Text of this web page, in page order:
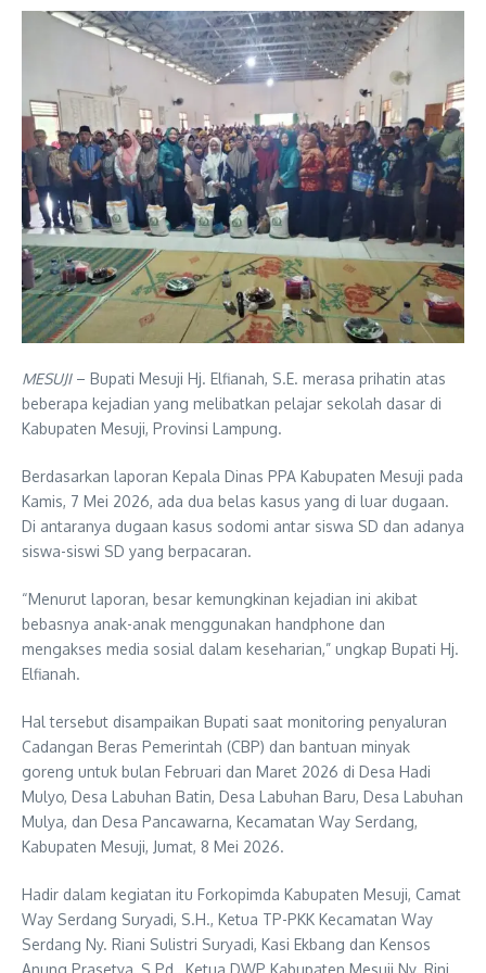
MESUJI– Bupati Mesuji Hj. Elfianah, S.E. merasa prihatin atas
beberapa kejadian yang melibatkan pelajar sekolah dasar di
Kabupaten Mesuji, Provinsi Lampung.
Berdasarkan laporan Kepala Dinas PPA Kabupaten Mesuji pada
Kamis, 7 Mei 2026, ada dua belas kasus yang di luar dugaan.
Di antaranya dugaan kasus sodomi antar siswa SD dan adanya
siswa-siswi SD yang berpacaran.
“Menurut laporan, besar kemungkinan kejadian ini akibat
bebasnya anak-anak menggunakan handphone dan
mengakses media sosial dalam keseharian,” ungkap Bupati Hj.
Elfianah.
Hal tersebut disampaikan Bupati saat monitoring penyaluran
Cadangan Beras Pemerintah (CBP) dan bantuan minyak
goreng untuk bulan Februari dan Maret 2026 di Desa Hadi
Mulyo, Desa Labuhan Batin, Desa Labuhan Baru, Desa Labuhan
Mulya, dan Desa Pancawarna, Kecamatan Way Serdang,
Kabupaten Mesuji, Jumat, 8 Mei 2026.
Hadir dalam kegiatan itu Forkopimda Kabupaten Mesuji, Camat
Way Serdang Suryadi, S.H., Ketua TP-PKK Kecamatan Way
Serdang Ny. Riani Sulistri Suryadi, Kasi Ekbang dan Kensos
Anung Prasetya, S.Pd., Ketua DWP Kabupaten Mesuji Ny. Rini